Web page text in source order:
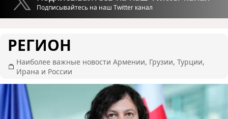
Подписывайтесь на наш Twitter канал
РЕГИОН
Наиболее важные новости Армении, Грузии, Турции,
Ирана и России